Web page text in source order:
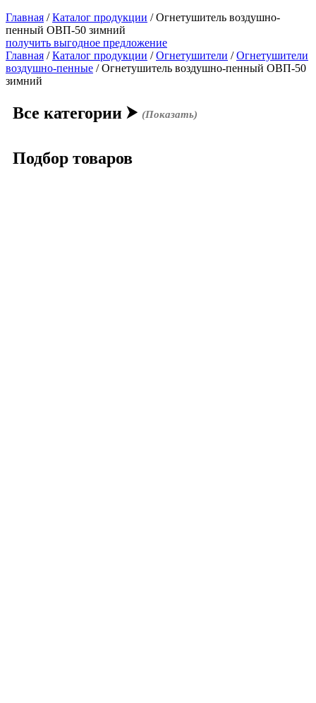
Главная /Каталог продукции /Огнетушитель воздушно-
пенный ОВП-50 зимний
получить выгодное предложение
Главная /Каталог продукции /Огнетушители /Огнетушители
воздушно-пенные / Огнетушитель воздушно-пенный ОВП-50
зимний
Все категории ⮞ (Показать)
Подбор товаров